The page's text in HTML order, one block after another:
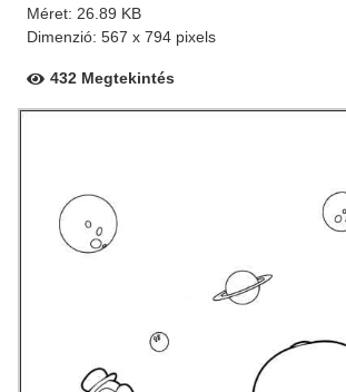
Méret: 26.89 KB
Dimenzió: 567 x 794 pixels
432 Megtekintés